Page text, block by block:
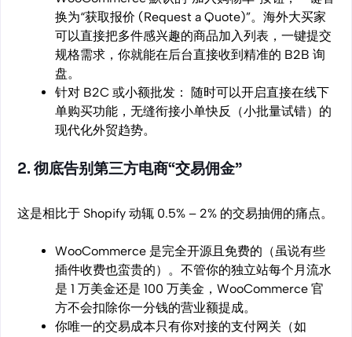
换为“获取报价 (Request a Quote)”。海外大买家
可以直接把多件感兴趣的商品加入列表，一键提交
规格需求，你就能在后台直接收到精准的 B2B 询
盘。
针对 B2C 或小额批发： 随时可以开启直接在线下
单购买功能，无缝衔接小单快反（小批量试错）的
现代化外贸趋势。
2. 彻底告别第三方电商“交易佣金”
这是相比于 Shopify 动辄 0.5% – 2% 的交易抽佣的痛点。
WooCommerce 是完全开源且免费的（虽说有些
插件收费也蛮贵的）。不管你的独立站每个月流水
是 1 万美金还是 100 万美金，WooCommerce 官
方不会扣除你一分钱的营业额提成。
你唯一的交易成本只有你对接的支付网关（如